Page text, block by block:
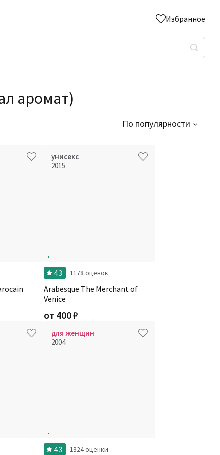
Избранное
аромат)
По популярности
унисекс
2015
4.3 1178 оценок
Arabesque The Merchant of
Venice
от 400₽
для женщин
2004
4.3 1324 оценки